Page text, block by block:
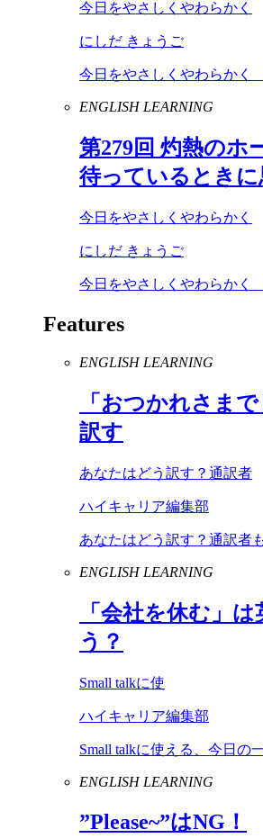
今日をやさしくやわらかく
にしだ きょうご
今日をやさしくやわらか
ENGLISH LEARNING
第279回 灼熱のホ
待っているとき
今日をやさしくやわらかく
にしだ きょうご
今日をやさしくやわらか
Features
ENGLISH LEARNING
「おつかれさま
訳す
あなたはどう訳す？通訳者
ハイキャリア編集部
あなたはどう訳す？通訳者
ENGLISH LEARNING
「会社を休む」
う？
Small talkに使
ハイキャリア編集部
Small talkに使える、今日の
ENGLISH LEARNING
”Please~”はNG ！